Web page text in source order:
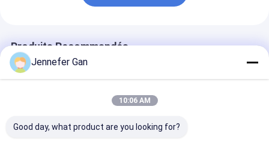
Produits Recommandés
Jennefer Gan
10:06 AM
Good day, what product are you looking for?